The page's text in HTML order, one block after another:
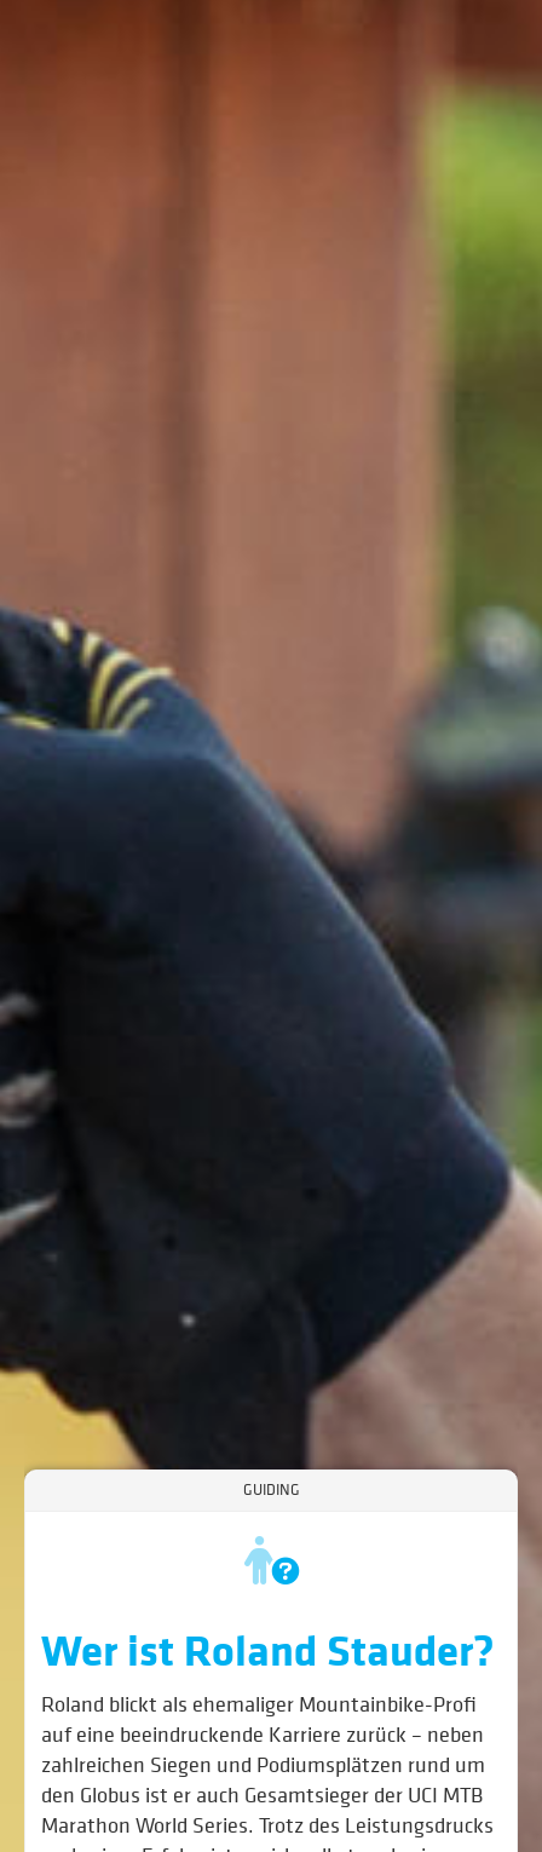
GUIDING
Wer ist Roland Stauder?
Roland blickt als ehemaliger Mountainbike-Profi
auf eine beeindruckende Karriere zurück – neben
zahlreichen Siegen und Podiumsplätzen rund um
den Globus ist er auch Gesamtsieger der UCI MTB
Marathon World Series. Trotz des Leistungsdrucks